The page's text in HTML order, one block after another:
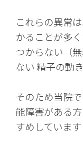
これらの異常
かることが多
つからない（
ない 精子の動
そのため当院
能障害がある
すめしていま